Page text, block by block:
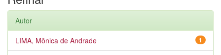
Autor
1
LIMA, Mônica de Andrade